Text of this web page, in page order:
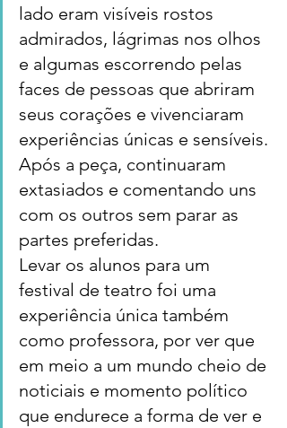
lado eram visíveis rostos
admirados, lágrimas nos olhos
e algumas escorrendo pelas
faces de pessoas que abriram
seus corações e vivenciaram
experiências únicas e sensíveis.
Após a peça, continuaram
extasiados e comentando uns
com os outros sem parar as
partes preferidas.
Levar os alunos para um
festival de teatro foi uma
experiência única também
como professora, por ver que
em meio a um mundo cheio de
noticiais e momento político
que endurece a forma de ver e